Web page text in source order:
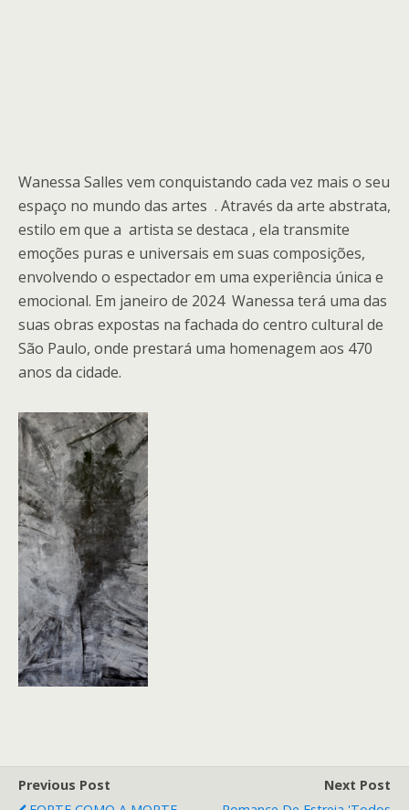
Wanessa Salles vem conquistando cada vez mais o seu
espaço no mundo das artes . Através da arte abstrata,
estilo em que a artista se destaca , ela transmite
emoções puras e universais em suas composições,
envolvendo o espectador em uma experiência única e
emocional. Em janeiro de 2024 Wanessa terá uma das
suas obras expostas na fachada do centro cultural de
São Paulo, onde prestará uma homenagem aos 470
anos da cidade.
Previous Post
Next Post